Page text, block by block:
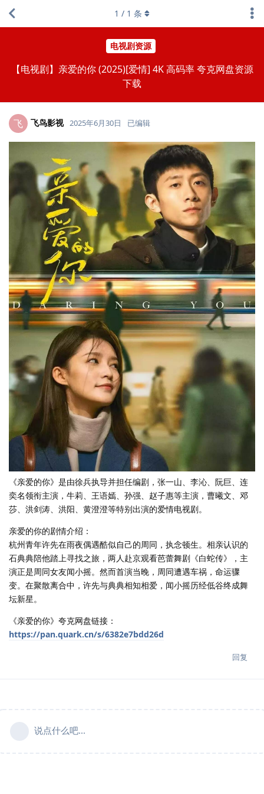
电视剧资源
【电视剧】亲爱的你 (2025)[爱情] 4K 高码率 夸克网盘资源
下载
1 / 1 条
飞 飞鸟影视 2025年6月30日 已编辑
《亲爱的你》是由徐兵执导并担任编剧，张一山、李沁、阮巨、连
奕名领衔主演，牛莉、王语嫣、孙强、赵子惠等主演，曹曦文、邓
莎、洪剑涛、洪阳、黄澄澄等特别出演的爱情电视剧。
亲爱的你的剧情介绍：
杭州青年许先在雨夜偶遇酷似自己的周同，执念顿生。相亲认识的
石典典陪他踏上寻找之旅，两人赴京观看芭蕾舞剧《白蛇传》，主
演正是周同女友闻小摇。然而首演当晚，周同遭遇车祸，命运骤
变。在聚散离合中，许先与典典相知相爱，闻小摇历经低谷终成舞
坛新星。
《亲爱的你》夸克网盘链接：
https://pan.quark.cn/s/6382e7bdd26d
回复
说点什么吧...